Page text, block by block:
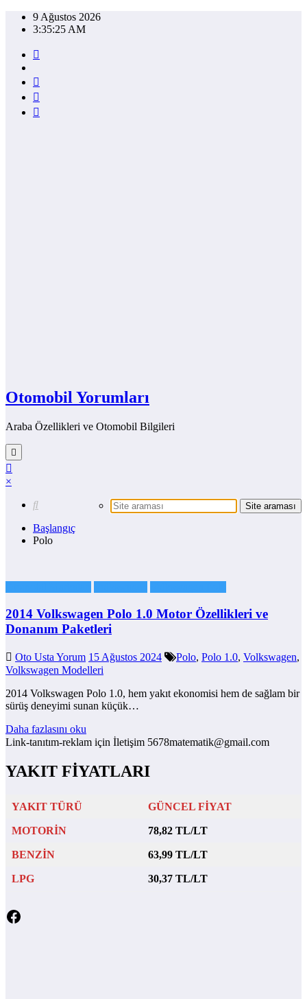
İçeriğe9 Ağustos 2026
3:35:25 AM
Otomobil Yorumları
Araba Özellikleri ve Otomobil Bilgileri
×
Başlangıç
Polo
2014 Volkswagen Polo 1.0 Motor Özellikleri ve
Donanım Paketleri
Oto Usta Yorum 15 Ağustos 2024 Polo, Polo 1.0, Volkswagen,
Volkswagen Modelleri
2014 Volkswagen Polo 1.0, hem yakıt ekonomisi hem de sağlam bir
sürüş deneyimi sunan küçük…
Daha fazlasını oku
Link-tanıtım-reklam için İletişim 5678matematik@gmail.com
YAKIT FİYATLARI
YAKIT TÜRÜ GÜNCEL FİYAT
MOTORİN 78,82 TL/LT
BENZİN 63,99 TL/LT
LPG 30,37 TL/LT
Facebook